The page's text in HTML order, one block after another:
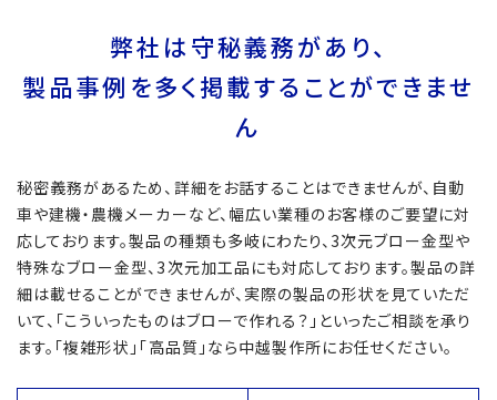
弊社は守秘義務があり、
製品事例を多く掲載することができませ
ん
秘密義務があるため、詳細をお話することはできませんが、自動
車や建機・農機メーカーなど、幅広い業種のお客様のご要望に対
応しております。製品の種類も多岐にわたり、3次元ブロー金型や
特殊なブロー金型、3次元加工品にも対応しております。製品の詳
細は載せることができませんが、実際の製品の形状を見ていただ
いて、「こういったものはブローで作れる？」といったご相談を承り
ます。「複雑形状」「高品質」なら中越製作所にお任せください。